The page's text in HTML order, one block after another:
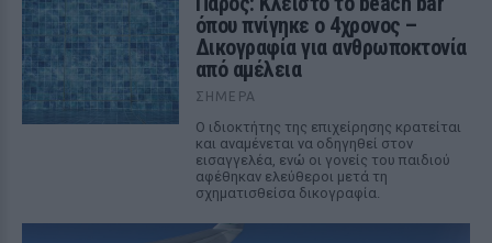
όπου πνίγηκε ο 4χρονος –
Δικογραφία για ανθρωποκτονία
από αμέλεια
ΣΉΜΕΡΑ
Ο ιδιοκτήτης της επιχείρησης κρατείται
και αναμένεται να οδηγηθεί στον
εισαγγελέα, ενώ οι γονείς του παιδιού
αφέθηκαν ελεύθεροι μετά τη
σχηματισθείσα δικογραφία.